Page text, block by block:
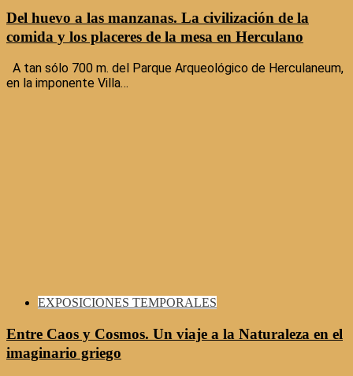
Del huevo a las manzanas. La civilización de la
comida y los placeres de la mesa en Herculano
A tan sólo 700 m. del Parque Arqueológico de Herculaneum,
en la imponente Villa…
EXPOSICIONES TEMPORALES
Entre Caos y Cosmos. Un viaje a la Naturaleza en el
imaginario griego